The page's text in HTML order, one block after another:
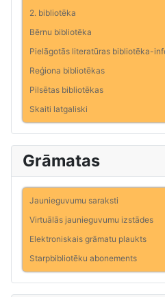
2. bibliotēka
Bērnu bibliotēka
Pielāgotās literatūras bibliotēka-
Reģiona bibliotēkas
Pilsētas bibliotēkas
Skaiti latgaliski
Grāmatas
Jaunieguvumu saraksti
Virtuālās jaunieguvumu izstādes
Elektroniskais grāmatu plaukts
Starpbibliotēku abonements